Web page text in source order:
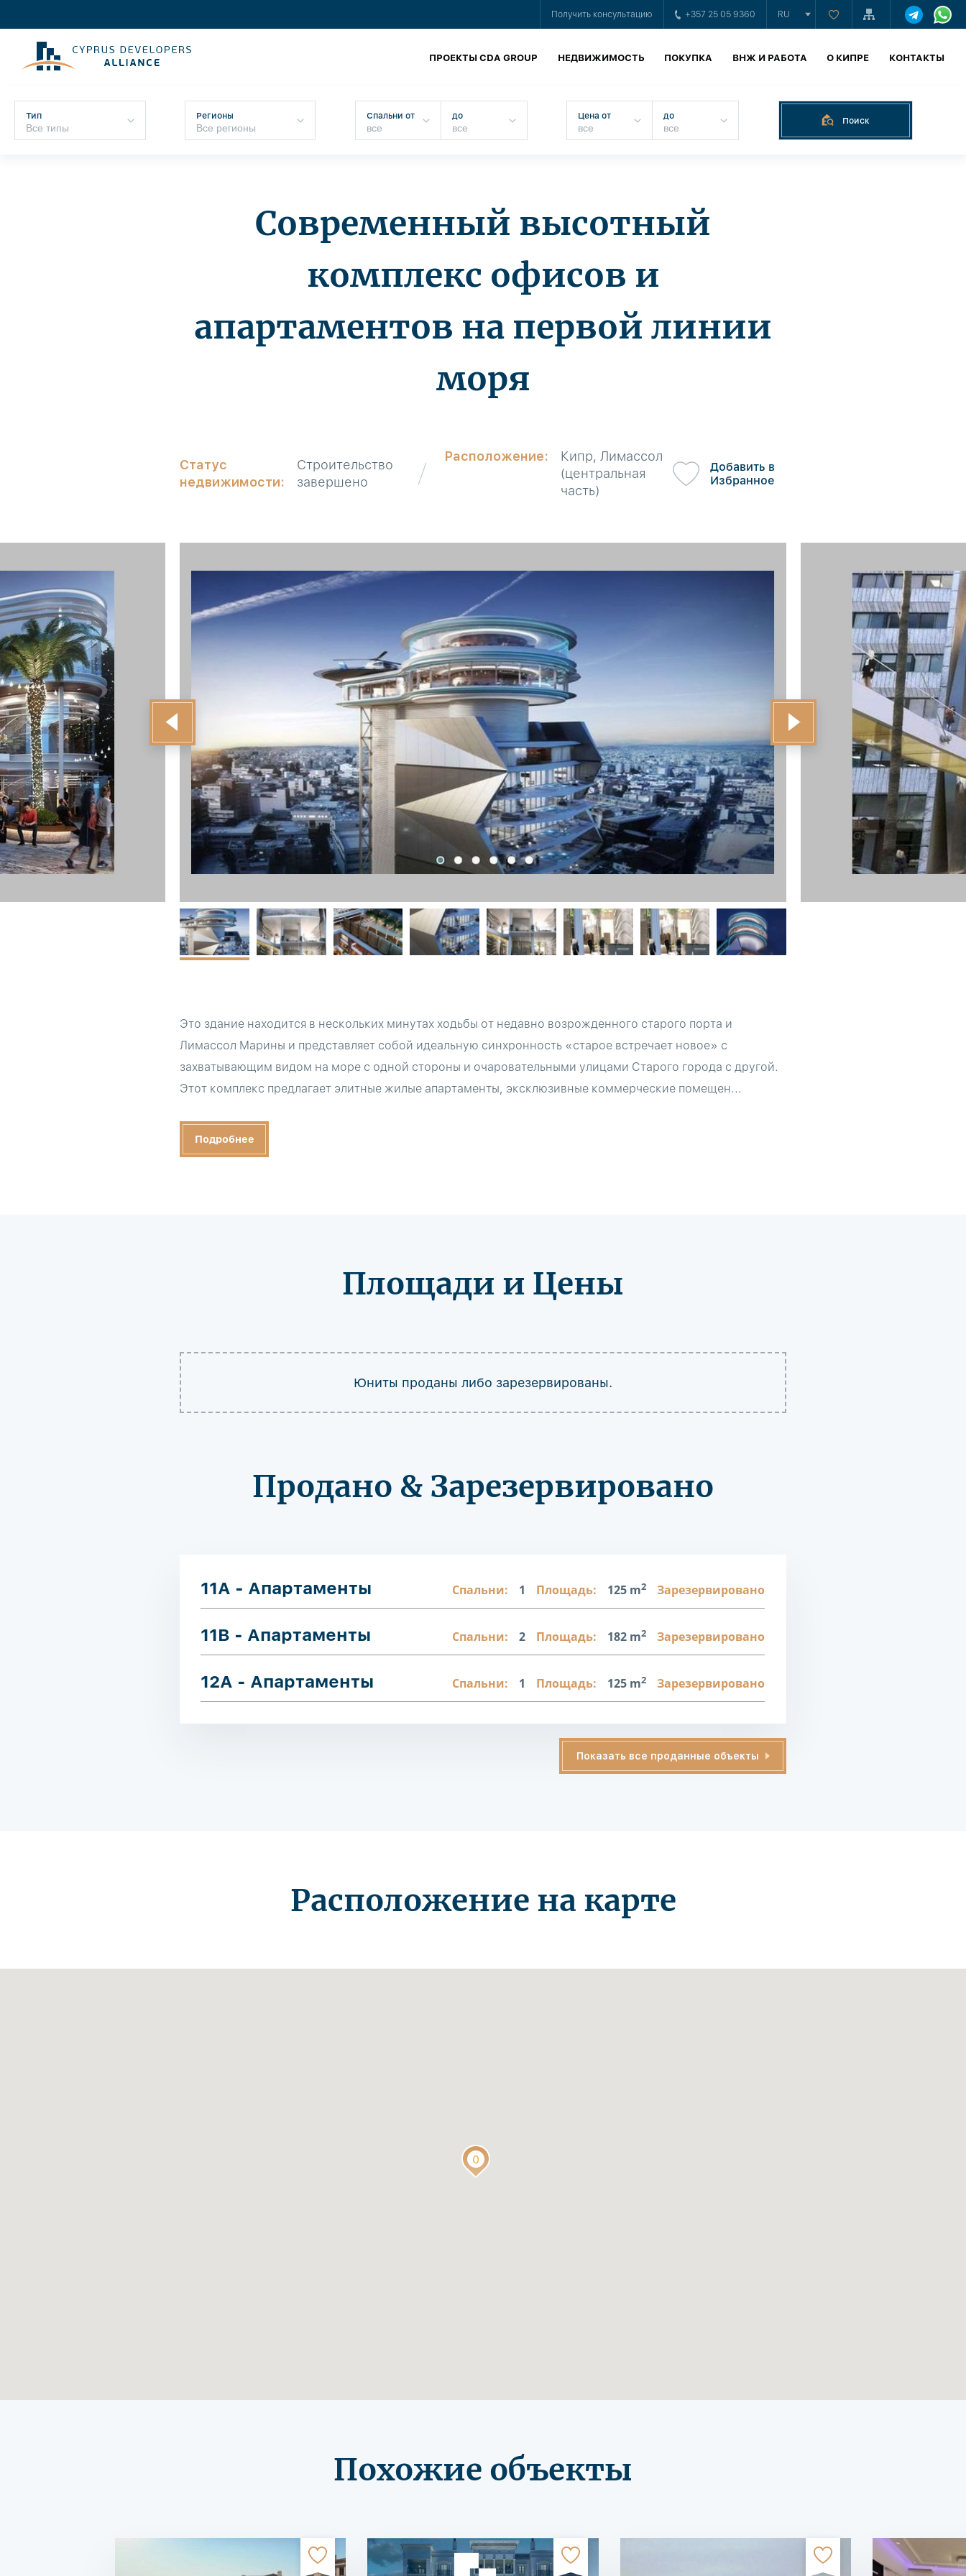
Получить консультацию +357 25 05 9360 RU
ПРОЕКТЫ CDA GROUP НЕДВИЖИМОСТЬ ПОКУПКА ВНЖ И РАБОТА О КИПРЕ КОНТАКТЫ
Тип Регионы Спальни от до Цена от до Поиск
Современный высотный
комплекс офисов и
апартаментов на первой линии
моря
Статус
недвижимости:
Строительство
завершено
Расположение:
Кипр, Лимассол
(центральная
часть)
Добавить в
Избранное
Это здание находится в нескольких минутах ходьбы от недавно возрожденного старого порта и
Лимассол Марины и представляет собой идеальную синхронность «старое встречает новое» с
захватывающим видом на море с одной стороны и очаровательными улицами Старого города с другой.
Этот комплекс предлагает элитные жилые апартаменты, эксклюзивные коммерческие помещен...
Подробнее
Площади и Цены
Юниты проданы либо зарезервированы.
Продано & Зарезервировано
11A - Апартаменты Спальни: 1 Площадь: 125 m2 Зарезервировано
11B - Апартаменты Спальни: 2 Площадь: 182 m2 Зарезервировано
12A - Апартаменты Спальни: 1 Площадь: 125 m2 Зарезервировано
Показать все проданные объекты
Расположение на карте
Похожие объекты